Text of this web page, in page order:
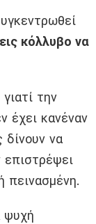
κόλλυβο να
την
έχει κανέναν
δίνουν να
επιστρέψει
πεινασμένη.
ψυχή